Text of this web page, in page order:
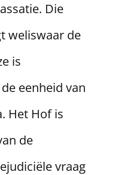
Die
weliswaar de
is
eenheid van
Het Hof is
de
vraag